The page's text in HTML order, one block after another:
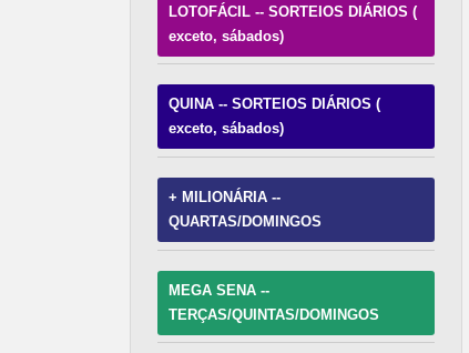
LOTOFÁCIL -- SORTEIOS DIÁRIOS (
exceto, sábados)
QUINA -- SORTEIOS DIÁRIOS (
exceto, sábados)
+ MILIONÁRIA --
QUARTAS/DOMINGOS
MEGA SENA --
TERÇAS/QUINTAS/DOMINGOS